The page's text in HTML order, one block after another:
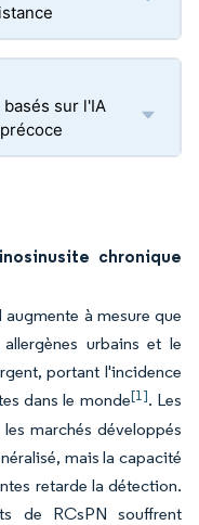
sur l'IA
chronique
à mesure que
urbains et le
portant l'incidence
dans le monde[1]. Les
marchés développés
mais la capacité
retarde la détection.
de RCsPN souffrent